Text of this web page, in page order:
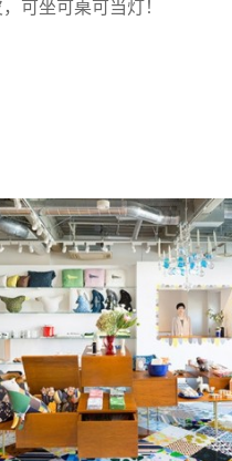
可坐可桌可当灯！